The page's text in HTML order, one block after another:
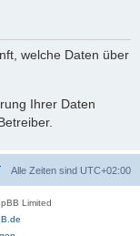
welche Daten über
Ihrer Daten
Alle Zeiten sind UTC+02:00
Limited